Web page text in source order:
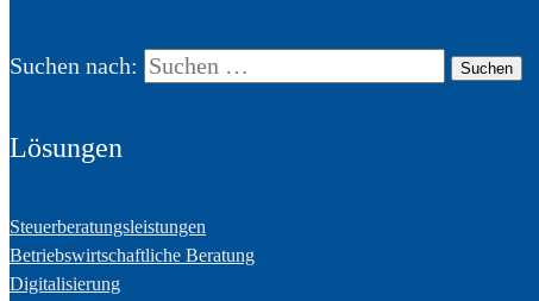
Suchen nach:
Lösungen
Steuerberatungsleistungen
Betriebswirtschaftliche Beratung
Digitalisierung